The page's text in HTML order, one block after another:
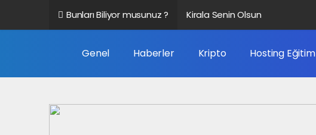
Bunları Biliyor musunuz ? Kirala Senin Olsun
Google Trendleri Nedir?
Genel Haberler Kripto Hosting Eğitim